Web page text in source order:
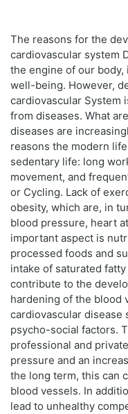
The reasons for the
cardiovascular system
the engine of our
well-being. However,
cardiovascular System
from diseases. What
diseases are
reasons the modern
sedentary life: long
movement, and
or Cycling. Lack of
obesity, which are, in
blood pressure, heart
important aspect is
processed foods and
intake of saturated
contribute to the
hardening of the blood
cardiovascular disease
psycho-social factors.
professional and
pressure and an
the long term, this can
blood vessels. In
lead to unhealthy